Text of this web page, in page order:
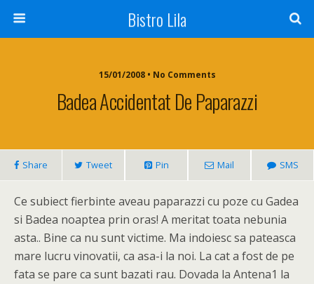
Bistro Lila
15/01/2008 • No Comments
Badea Accidentat De Paparazzi
Share Tweet Pin Mail SMS
Ce subiect fierbinte aveau paparazzi cu poze cu Gadea
si Badea noaptea prin oras! A meritat toata nebunia
asta.. Bine ca nu sunt victime. Ma indoiesc sa pateasca
mare lucru vinovatii, ca asa-i la noi. La cat a fost de pe
fata se pare ca sunt bazati rau. Dovada la Antena1 la